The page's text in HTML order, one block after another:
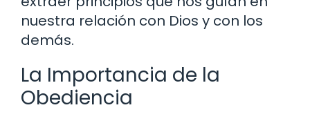
nuestra relación con Dios y con los
demás.
La Importancia de la
Obediencia